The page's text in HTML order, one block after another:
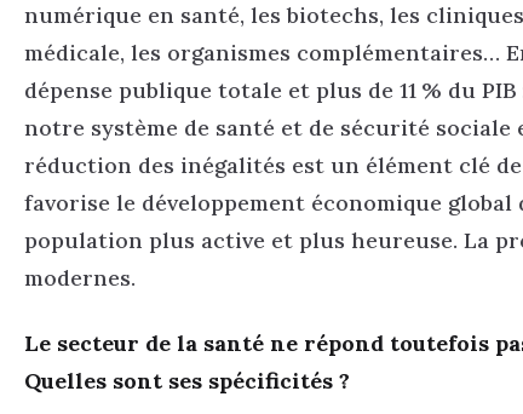
numérique en santé, les biotechs, les
médicale, les organismes complémentaires…
dépense publique totale et plus de 11 % du
notre système de santé et de sécurité
réduction des inégalités est un élément clé
favorise le développement économique
population plus active et plus heureuse. La
modernes.
Le secteur de la santé ne répond toutefois
Quelles sont ses spécificités ?